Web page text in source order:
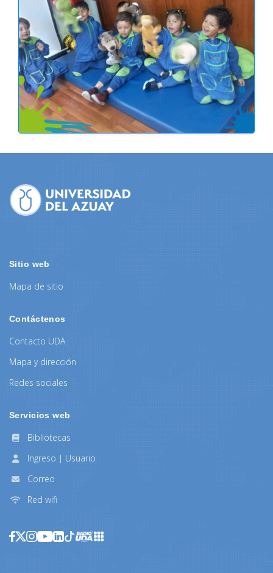
Sitio web
Mapa de sitio
Contáctenos
Contacto UDA
Mapa y dirección
Redes sociales
Servicios web
Bibliotecas
Ingreso | Usuario
Correo
Red wifi